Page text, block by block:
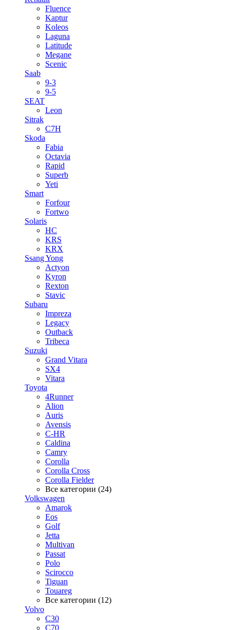
Fluence
Kaptur
Koleos
Laguna
Latitude
Megane
Scenic
Saab
9-3
9-5
SEAT
Leon
Sitrak
C7H
Skoda
Fabia
Octavia
Rapid
Superb
Yeti
Smart
Forfour
Fortwo
Solaris
HC
KRS
KRX
Ssang Yong
Actyon
Kyron
Rexton
Stavic
Subaru
Impreza
Legacy
Outback
Tribeca
Suzuki
Grand Vitara
SX4
Vitara
Toyota
4Runner
Alion
Auris
Avensis
C-HR
Caldina
Camry
Corolla
Corolla Cross
Corolla Fielder
Все категории (24)
Volkswagen
Amarok
Eos
Golf
Jetta
Multivan
Passat
Polo
Scirocco
Tiguan
Touareg
Все категории (12)
Volvo
C30
C70